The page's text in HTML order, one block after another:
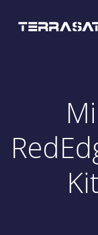
contenido